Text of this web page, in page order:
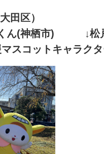
ょん(大田
くん(神栖市) ↓松
マスコットキャラクタ